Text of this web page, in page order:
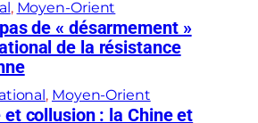
, Moyen-Orient
de « désarmement »
de la résistance
, Moyen-Orient
collusion : la Chine et